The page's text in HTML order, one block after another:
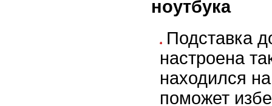
ноутбука
Подставка
настроена
находился
поможет